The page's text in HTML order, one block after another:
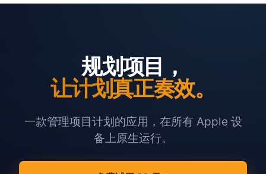
规划项目，
让计划真正奏效。
一款管理项目计划的应用，在所有 Apple 设
备上原生运行。